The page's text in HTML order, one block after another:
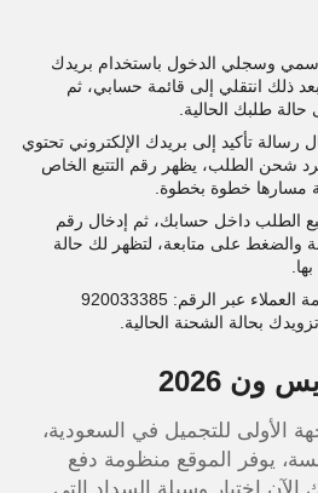
وسجلي الدخول باستخدام بريدك
ذلك انتقلي إلى قائمة حسابي، ثم
طلبك الحالية.
رسالة تأكيد إلى بريدك الإلكتروني تحتوي
شحن الطلب، يظهر رقم التتبع الخاص
مسارها خطوة بخطوة.
الطلب داخل حسابك، ثم إدخال رقم
والضغط على متابعة، لتظهر لك حالة
كما يمكنك التواصل مع خدمة العملاء عبر الرقم: 920033385
بحالة الشحنة الحالية.
2026
الأولى للتجميل في السعودية،
يوفر الموقع منظومة دفع